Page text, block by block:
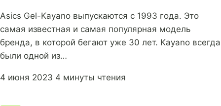
Asics Gel-Kayano выпускаются с 1993 года. Это
самая известная и самая популярная модель
бренда, в которой бегают уже 30 лет. Kayano всегда
были одной из…
4 июня 2023 4 минуты чтения